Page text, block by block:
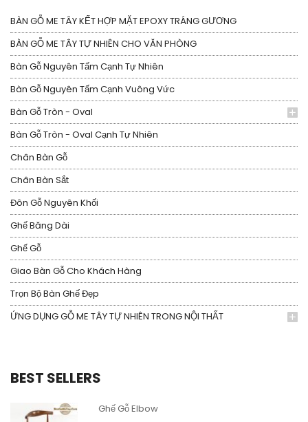
BÀN GỖ ME TÂY KẾT HỢP MẶT EPOXY TRÁNG GƯƠNG
BÀN GỖ ME TÂY TỰ NHIÊN CHO VĂN PHÒNG
Bàn Gỗ Nguyên Tấm Cạnh Tự Nhiên
Bàn Gỗ Nguyên Tấm Cạnh Vuông Vức
Bàn Gỗ Tròn - Oval
Bàn Gỗ Tròn - Oval Cạnh Tự Nhiên
Chân Bàn Gỗ
Chân Bàn Sắt
Đôn Gỗ Nguyên Khối
Ghế Băng Dài
Ghế Gỗ
Giao Bàn Gỗ Cho Khách Hàng
Trọn Bộ Bàn Ghế Đẹp
ỨNG DỤNG GỖ ME TÂY TỰ NHIÊN TRONG NỘI THẤT
BEST SELLERS
Ghế Gỗ Elbow